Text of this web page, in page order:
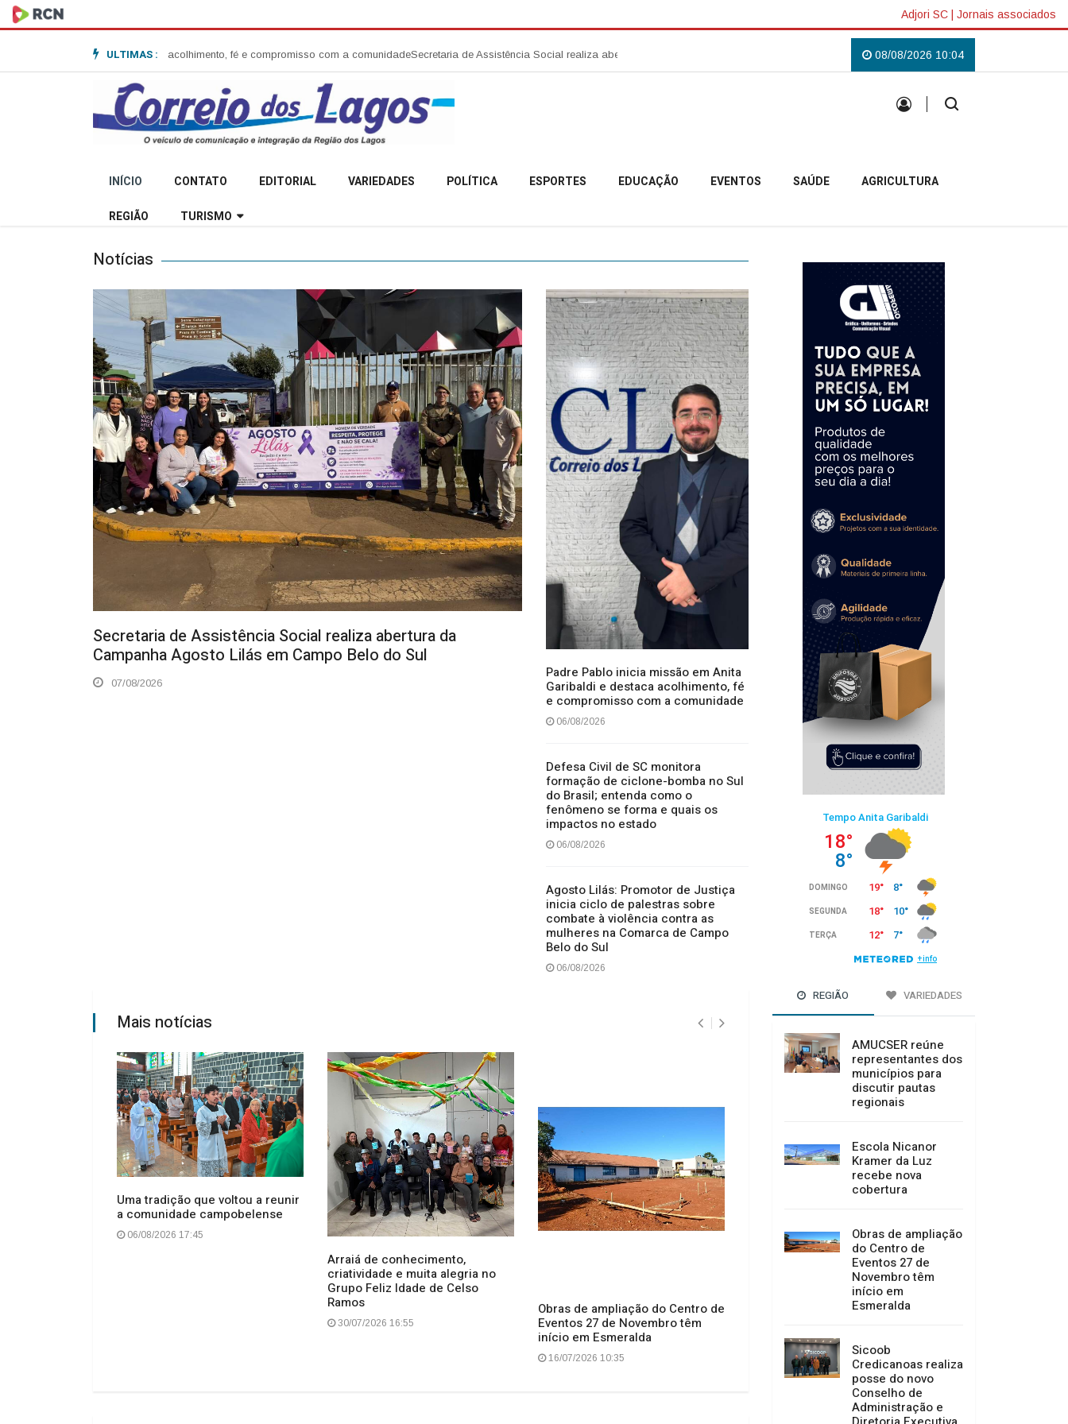
Adjori SC | Jornais associados
ULTIMAS :
Garibaldi e destaca acolhimento, fé e compromisso com a comunidadeSecretaria de Assistência Social realiza abertura da Campanha Agosto Lilás em Campo Belo do Sul Uma tradição que voltou a reunir a
08/08/2026 10:04
INÍCIO CONTATO EDITORIAL VARIEDADES POLÍTICA ESPORTES EDUCAÇÃO EVENTOS SAÚDE AGRICULTURA
REGIÃO TURISMO
Notícias
Secretaria de Assistência Social realiza abertura da
Campanha Agosto Lilás em Campo Belo do Sul
07/08/2026
Padre Pablo inicia missão em Anita
Garibaldi e destaca acolhimento, fé
e compromisso com a comunidade
06/08/2026
Defesa Civil de SC monitora
formação de ciclone-bomba no Sul
do Brasil; entenda como o
fenômeno se forma e quais os
impactos no estado
06/08/2026
Agosto Lilás: Promotor de Justiça
inicia ciclo de palestras sobre
combate à violência contra as
mulheres na Comarca de Campo
Belo do Sul
06/08/2026
Mais notícias
Uma tradição que voltou a reunir
a comunidade campobelense
06/08/2026 17:45
Arraiá de conhecimento,
criatividade e muita alegria no
Grupo Feliz Idade de Celso
Ramos
30/07/2026 16:55
Obras de ampliação do Centro de
Eventos 27 de Novembro têm
início em Esmeralda
16/07/2026 10:35
recomendação da Defesa Civil, o
São João das Escolas foi
realizado na tarde de domingo
(12), no Centro de Eventos do
Parque Juca Vieira,
proporcionando um verdadeiro
espetáculo de cult
REGIÃO VARIEDADES
AMUCSER reúne
representantes dos
municípios para
discutir pautas
regionais
Escola Nicanor
Kramer da Luz
recebe nova
cobertura
Obras de ampliação
do Centro de
Eventos 27 de
Novembro têm
início em
Esmeralda
Sicoob
Credicanoas realiza
posse do novo
Conselho de
Administração e